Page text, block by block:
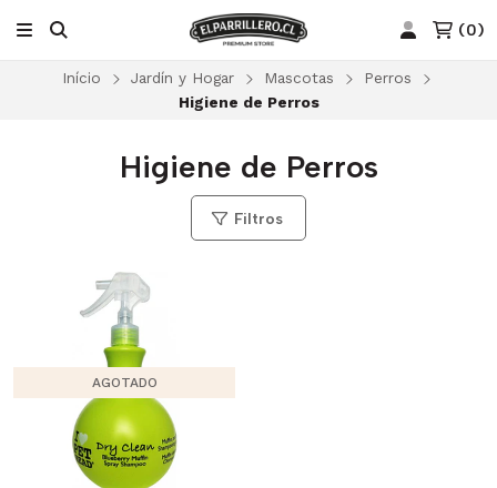
(0)
Início Jardín y Hogar Mascotas
Perros
Higiene de Perros
Higiene de Perros
Filtros
AGOTADO